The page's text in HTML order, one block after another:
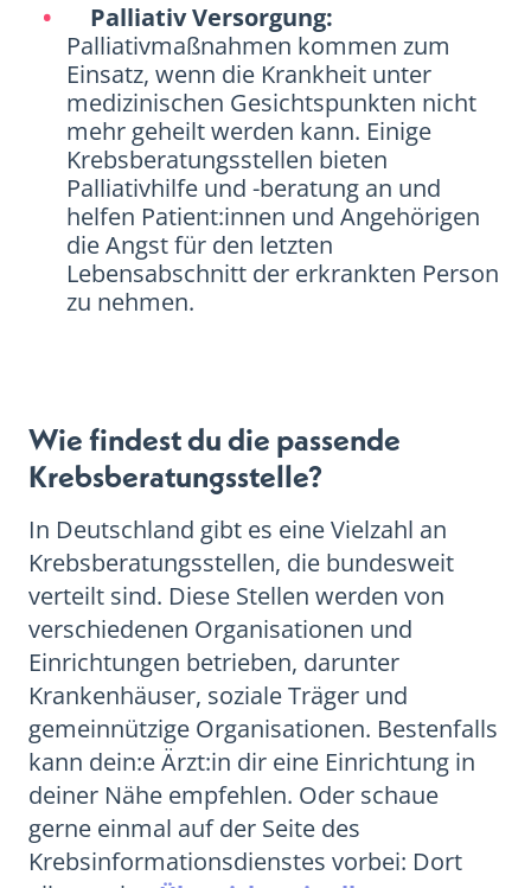
Palliativ Versorgung:
Palliativmaßnahmen kommen zum
Einsatz, wenn die Krankheit unter
medizinischen Gesichtspunkten nicht
mehr geheilt werden kann. Einige
Krebsberatungsstellen bieten
Palliativhilfe und -beratung an und
helfen Patient:innen und Angehörigen
die Angst für den letzten
Lebensabschnitt der erkrankten Person
zu nehmen.
Wie findest du die passende
Krebsberatungsstelle?
In Deutschland gibt es eine Vielzahl an
Krebsberatungsstellen, die bundesweit
verteilt sind. Diese Stellen werden von
verschiedenen Organisationen und
Einrichtungen betrieben, darunter
Krankenhäuser, soziale Träger und
gemeinnützige Organisationen. Bestenfalls
kann dein:e Ärzt:in dir eine Einrichtung in
deiner Nähe empfehlen. Oder schaue
gerne einmal auf der Seite des
Krebsinformationsdienstes vorbei: Dort